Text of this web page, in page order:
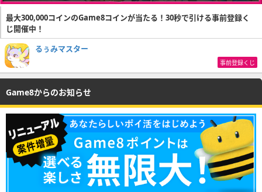
最大300,000コインのGame8コインが当たる！30秒で引ける事前登録く
じ開催中！
るぅみマスター
事前登録くじ
Game8からのお知らせ